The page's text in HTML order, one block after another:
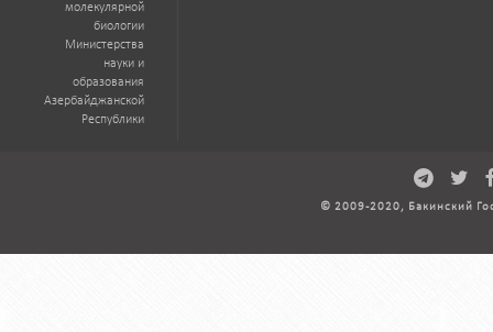
молекулярной
биологии
Министерства
науки и
образования
Азербайджанской
Республики
© 2009-2020, Бакинский